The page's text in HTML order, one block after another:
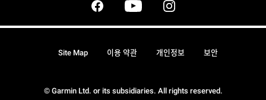
© Garmin Ltd. or its subsidiaries. All rights reserved.
Site Map 이용 약관 개인정보 보안